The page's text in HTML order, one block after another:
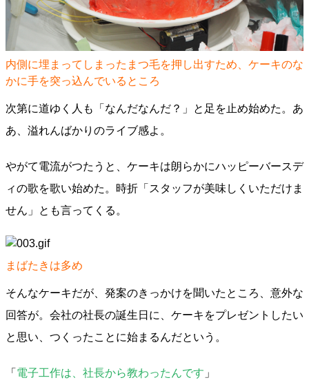
内側に埋まってしまったまつ毛を押し出すため、ケーキのな
かに手を突っ込んでいるところ
次第に道ゆく人も「なんだなんだ？」と足を止め始めた。あ
あ、溢れんばかりのライブ感よ。
やがて電流がつたうと、ケーキは朗らかにハッピーバースデ
ィの歌を歌い始めた。時折「スタッフが美味しくいただけま
せん」とも言ってくる。
まばたきは多め
そんなケーキだが、発案のきっかけを聞いたところ、意外な
回答が。会社の社長の誕生日に、ケーキをプレゼントしたい
と思い、つくったことに始まるんだという。
「 電子工作は、社長から教わったんです 」